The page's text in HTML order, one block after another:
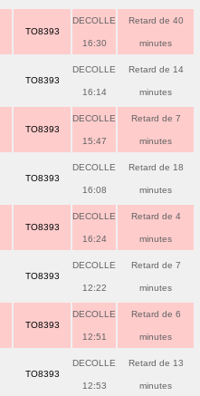
TO8393
DECOLLE
16:30
Retard de 40
minutes
TO8393
DECOLLE
16:14
Retard de 14
minutes
TO8393
DECOLLE
15:47
Retard de 7
minutes
TO8393
DECOLLE
16:08
Retard de 18
minutes
TO8393
DECOLLE
16:24
Retard de 4
minutes
TO8393
DECOLLE
12:22
Retard de 7
minutes
TO8393
DECOLLE
12:51
Retard de 6
minutes
TO8393
DECOLLE
12:53
Retard de 13
minutes